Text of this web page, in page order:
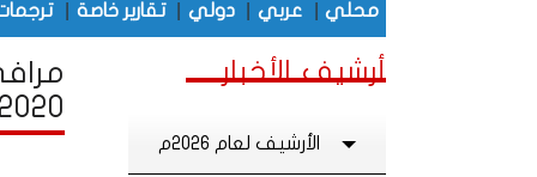
محلي عربي دولي تقارير خاصة
2020
أرشيف الأخبار
الأرشيف لعام 2026م